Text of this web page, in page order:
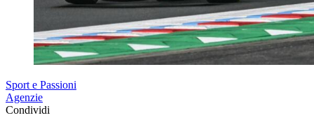
Sport e Passioni
Agenzie
Condividi